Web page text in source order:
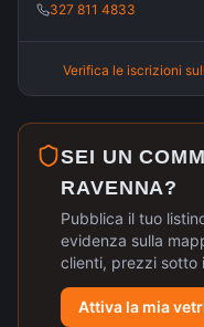
327 811 4833
Verifica le iscrizioni
SEI UN
RAVENNA?
Pubblica il tuo
evidenza sulla
clienti, prezzi sotto
Attiva la mia